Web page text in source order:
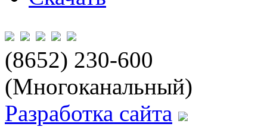
(8652) 230-600
(Многоканальный)
Разработка сайта